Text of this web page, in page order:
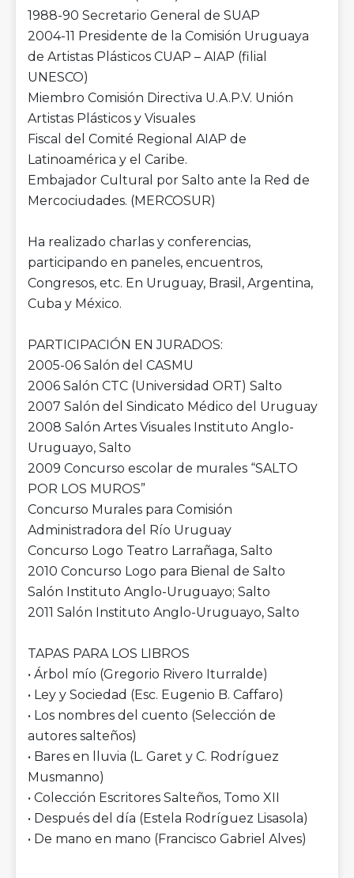
1988-90 Secretario General de SUAP
2004-11 Presidente de la Comisión Uruguaya
de Artistas Plásticos CUAP – AIAP (filial
UNESCO)
Miembro Comisión Directiva U.A.P.V. Unión
Artistas Plásticos y Visuales
Fiscal del Comité Regional AIAP de
Latinoamérica y el Caribe.
Embajador Cultural por Salto ante la Red de
Mercociudades. (MERCOSUR)
Ha realizado charlas y conferencias,
participando en paneles, encuentros,
Congresos, etc. En Uruguay, Brasil, Argentina,
Cuba y México.
PARTICIPACIÓN EN JURADOS:
2005-06 Salón del CASMU
2006 Salón CTC (Universidad ORT) Salto
2007 Salón del Sindicato Médico del Uruguay
2008 Salón Artes Visuales Instituto Anglo-
Uruguayo, Salto
2009 Concurso escolar de murales “SALTO
POR LOS MUROS”
Concurso Murales para Comisión
Administradora del Río Uruguay
Concurso Logo Teatro Larrañaga, Salto
2010 Concurso Logo para Bienal de Salto
Salón Instituto Anglo-Uruguayo; Salto
2011 Salón Instituto Anglo-Uruguayo, Salto
TAPAS PARA LOS LIBROS
• Árbol mío (Gregorio Rivero Iturralde)
• Ley y Sociedad (Esc. Eugenio B. Caffaro)
• Los nombres del cuento (Selección de
autores salteños)
• Bares en lluvia (L. Garet y C. Rodríguez
Musmanno)
• Colección Escritores Salteños, Tomo XII
• Después del día (Estela Rodríguez Lisasola)
• De mano en mano (Francisco Gabriel Alves)